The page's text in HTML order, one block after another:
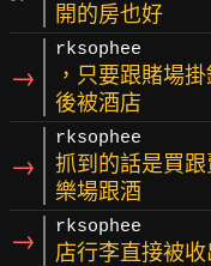
開的房也好
→
rksophee
，只要跟賭場
後被酒店
→
rksophee
抓到的話是買
樂場跟酒
→ rksophee
店行李直接被